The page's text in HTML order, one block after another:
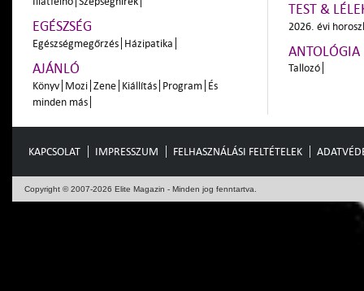
EGÉSZSÉG
Egészségmegőrzés Házipatika
AJÁNLÓ
Könyv Mozi Zene Kiállítás Program És
minden más
TEST &
2026. évi
ANTOLÓGIA
Tallozó
KAPCSOLAT IMPRESSZUM FELHASZNÁLÁSI FELTÉTELEK
Copyright © 2007-2026 Elite Magazin - Minden jog fenntartva.